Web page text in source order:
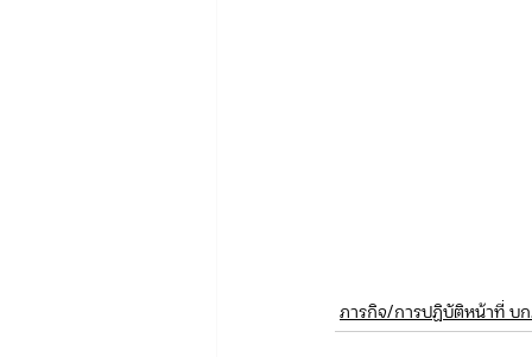
ภารกิจ/การปฏิบัติหน้าที่ บก.